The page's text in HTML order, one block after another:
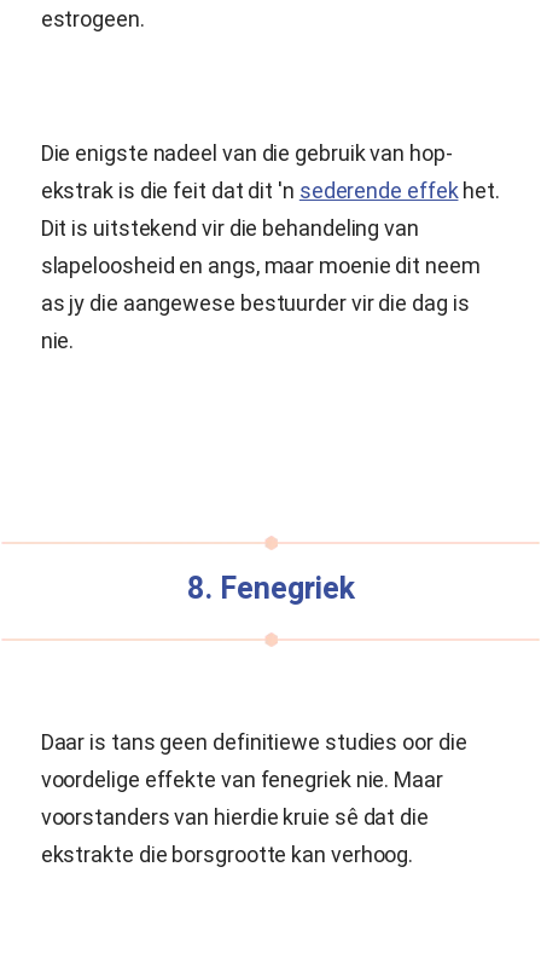
estrogeen.
Die enigste nadeel van die gebruik van hop-
ekstrak is die feit dat dit 'n sederende effek het.
Dit is uitstekend vir die behandeling van
slapeloosheid en angs, maar moenie dit neem
as jy die aangewese bestuurder vir die dag is
nie.
8. Fenegriek
Daar is tans geen definitiewe studies oor die
voordelige effekte van fenegriek nie. Maar
voorstanders van hierdie kruie sê dat die
ekstrakte die borsgrootte kan verhoog.